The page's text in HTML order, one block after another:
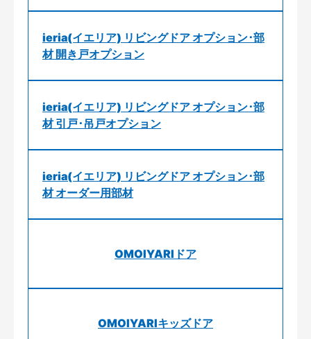
ieria(イエリア) リビングドア オプション･部
材 開き戸オプション
ieria(イエリア) リビングドア オプション･部
材 引戸･吊戸オプション
ieria(イエリア) リビングドア オプション･部
材 オーダー用部材
OMOIYARIドア
OMOIYARIキッズドア